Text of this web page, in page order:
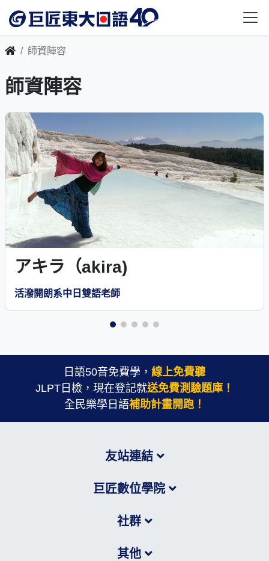
師資陣容
師資陣容
アキラ（akira)
活潑開朗系中日雙語老師
日語50音免費學， 線上免費聽
JLPT日檢，現在登記就送免費測驗題庫！
全民樂學日語補助計畫開跑！
友站連結
巨匠數位學院
社群
其他